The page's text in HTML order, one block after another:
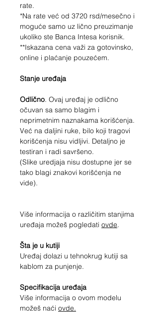
rate.
*Na rate već od 3720 rsd/mesečno i
moguće samo uz lično preuzimanje
ukoliko ste Banca Intesa korisnik.
**Iskazana cena važi za gotovinsko,
online i plaćanje pouzećem.
Stanje uređaja
Odlično. Ovaj uređaj je odlično
očuvan sa samo blagim i
neprimetnim naznakama korišćenja.
Već na daljini ruke, bilo koji tragovi
korišćenja nisu vidljivi. Detaljno je
testiran i radi savršeno.
(Slike uredjaja nisu dostupne jer se
tako blagi znakovi korišćenja ne
vide).
Više informacija o različitim stanjima
uređaja možeš pogledati ovde.
Šta je u kutiji
Uređaj dolazi u tehnokrug kutiji sa
kablom za punjenje.
Specifikacija uređaja
Više informacija o ovom modelu
možeš naći ovde.